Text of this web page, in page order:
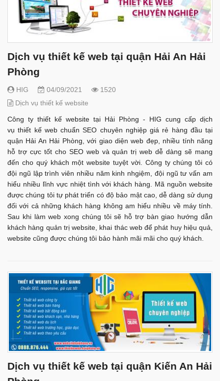
Dịch vụ thiết kế web tại quận Hải An Hải
Phòng
HIG 04/09/2021
1520
Dịch vụ thiết kế website
Công ty thiết kế website tại Hải Phòng - HIG cung cấp dịch
vụ thiết kế web chuẩn SEO chuyên nghiệp giá rẻ hàng đầu tại
quận Hải An Hải Phòng, với giao diện web đẹp, nhiều tính năng
hỗ trợ cực tốt cho SEO web và quản trị web dễ dàng sẽ mang
đến cho quý khách một website tuyệt vời. Công ty chúng tôi có
đội ngũ lập trình viên nhiều năm kinh nhgiệm, đội ngũ tư vấn am
hiểu nhiều lĩnh vực nhiệt tình với khách hàng. Mã nguồn website
được chúng tôi tự phát triển có độ bảo mật cao, dễ dàng sử dụng
đối với cả những khách hàng không am hiểu nhiều về máy tính.
Sau khi làm web xong chúng tôi sẽ hỗ trợ bàn giao hướng dẫn
khách hàng quản trị website, khai thác web để phát huy hiệu quả,
website cũng được chúng tôi bảo hành mãi mãi cho quý khách.
Dịch vụ thiết kế web tại quận Kiến An Hải